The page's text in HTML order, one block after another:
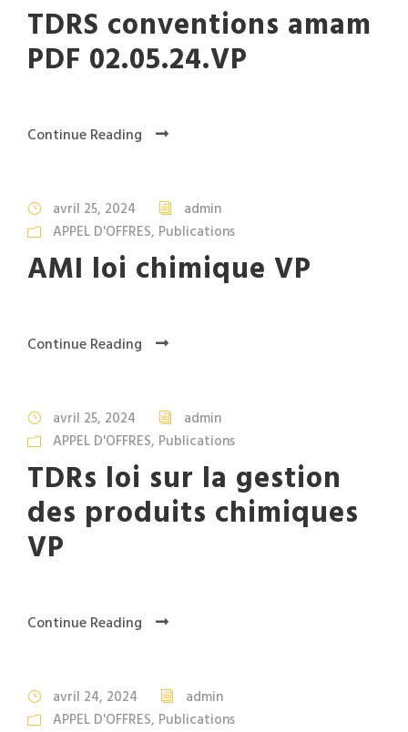
TDRS conventions amam
PDF 02.05.24.VP
Continue Reading
avril 25, 2024
admin
APPEL D'OFFRES, Publications
AMI loi chimique VP
Continue Reading
avril 25, 2024
admin
APPEL D'OFFRES, Publications
TDRs loi sur la gestion
des produits chimiques
VP
Continue Reading
avril 24, 2024
admin
APPEL D'OFFRES, Publications